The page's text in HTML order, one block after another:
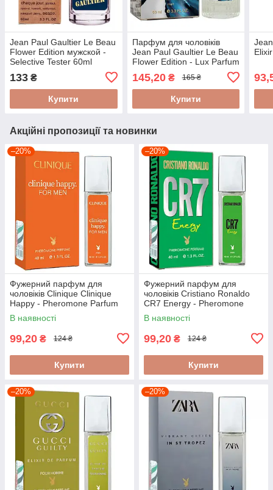
Jean Paul Gaultier Le Beau
Flower Edition мужской -
Selective Tester 60ml
133 ₴
Купити
Парфум для чоловіків
Jean Paul Gaultier Le Beau
Flower Edition - Lux Parfum
145,20₴ 165 ₴
Купити
Акційні пропозиції та новинки
–20%
Фужерний парфум для
чоловіків Clinique Clinique
Happy - Pheromone Parfum
40ml
В наявності
99,20 ₴ 124 ₴
Купити
–20%
Фужерний парфум для
чоловіків Cristiano Ronaldo
CR7 Energy - Pheromone
Parfum 40ml
В наявності
99,20 ₴ 124 ₴
Купити
–20% –20%